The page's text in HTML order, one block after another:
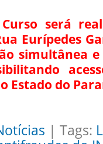
será
Eurípedes
simultânea
Estado do
| Tags: